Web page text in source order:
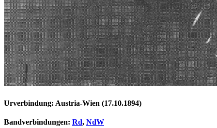
Urverbindung: Austria-Wien (17.10.1894)
Bandverbindungen: Rd, NdW